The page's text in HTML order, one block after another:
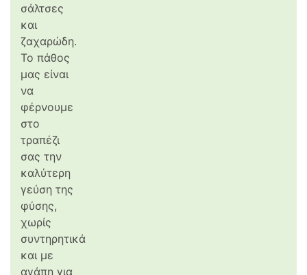
σάλτσες
και
ζαχαρώδη.
Το πάθος
μας είναι
να
φέρνουμε
στο
τραπέζι
σας την
καλύτερη
γεύση της
φύσης,
χωρίς
συντηρητικά
και με
αγάπη για